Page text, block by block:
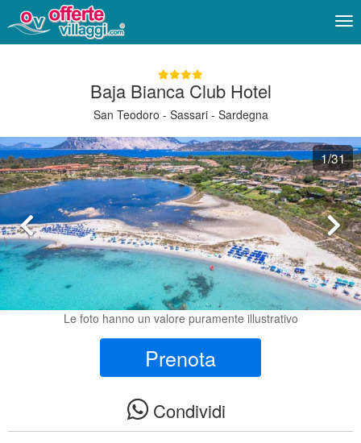
Baja Bianca Club Hotel
San Teodoro - Sassari - Sardegna
1/31
Le foto hanno un valore puramente illustrativo
Prenota
Condividi